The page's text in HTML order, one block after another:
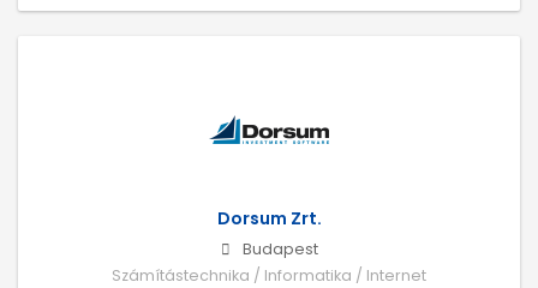
Dorsum Zrt.
Budapest
Számítástechnika / Informatika / Internet